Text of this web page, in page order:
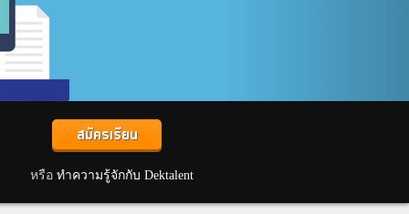
สมัครเรียน
หรือ ทำความรู้จักกับ Dektalent